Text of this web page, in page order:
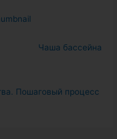
Чаша бассейна
Пошаговый процесс